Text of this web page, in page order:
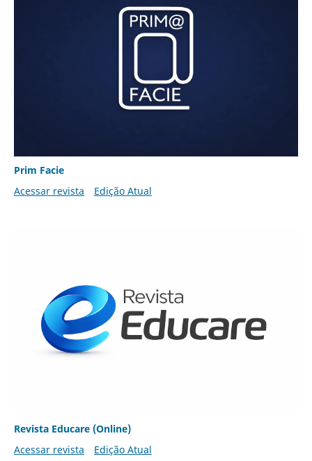
Prim Facie
Acessar revista
Edição Atual
Revista Educare (Online)
Acessar revista
Edição Atual